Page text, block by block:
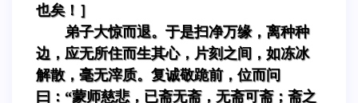
也矣！］
弟子大惊而退。于是扫净万缘，离种种
边，应无所住而生其心，片刻之间，如冻冰
解散，毫无滓质。复诚敬跪前，位而问
曰：“蒙师慈悲，已斋无斋，无斋可斋；斋之